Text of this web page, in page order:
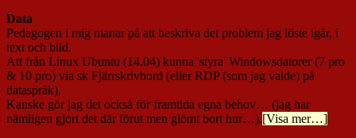
Data
Pedagogen i mig manar på att beskriva det problem jag löste igår, i
text och bild.
Att från Linux Ubuntu (14.04) kunna 'styra' Windowsdatorer (7 pro
& 10 pro) via sk Fjärrskrivbord (eller RDP (som jag valde) på
dataspråk).
Kanske gör jag det också för framtida egna behov… (jag har
nämligen gjort det där förut men glömt bort hur…).[Visa mer…]